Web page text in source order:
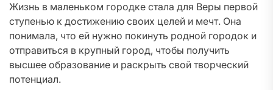
Жизнь в маленьком городке стала для Веры первой
ступенью к достижению своих целей и мечт. Она
понимала, что ей нужно покинуть родной городок и
отправиться в крупный город, чтобы получить
высшее образование и раскрыть свой творческий
потенциал.